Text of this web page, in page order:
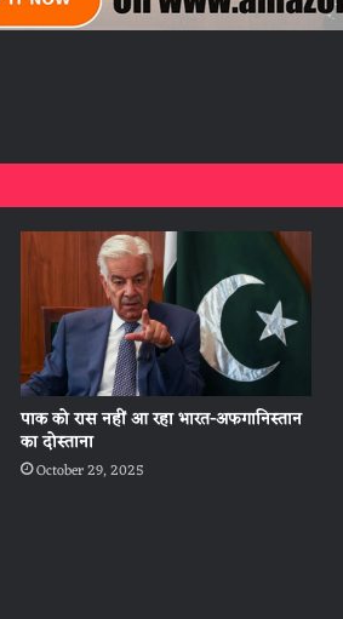
पाक को रास नहीं आ रहा भारत-अफगानिस्तान
का दोस्ताना
October 29, 2025